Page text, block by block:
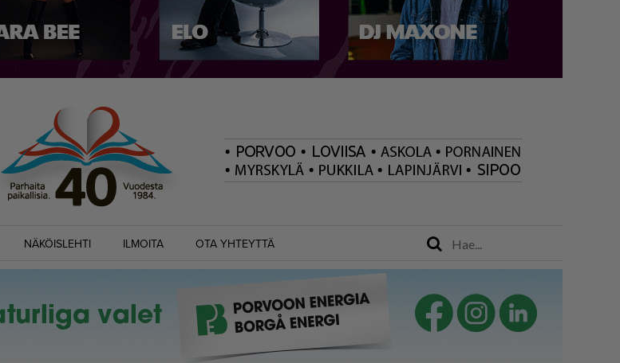
NÄKÖISLEHTI ILMOITA OTA YHTEYTTÄ